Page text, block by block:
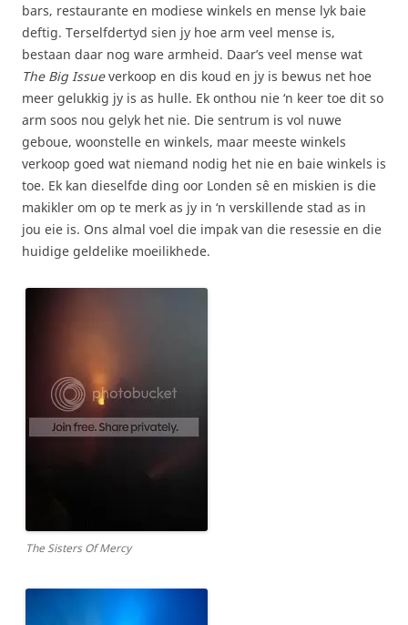
bars, restaurante en modiese winkels en mense lyk baie
deftig. Terselfdertyd sien jy hoe arm veel mense is,
bestaan daar nog ware armheid. Daar’s veel mense wat
The Big Issueverkoop en dis koud en jy is bewus net hoe
meer gelukkig jy is as hulle. Ek onthou nie ‘n keer toe dit so
arm soos nou gelyk het nie. Die sentrum is vol nuwe
geboue, woonstelle en winkels, maar meeste winkels
verkoop goed wat niemand nodig het nie en baie winkels is
toe. Ek kan dieselfde ding oor Londen sê en miskien is die
makikler om op te merk as jy in ‘n verskillende stad as in
jou eie is. Ons almal voel die impak van die resessie en die
huidige geldelike moeilikhede.
The Sisters Of Mercy